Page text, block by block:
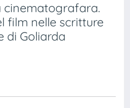
cinematografara.
film nelle scritture
di Goliarda